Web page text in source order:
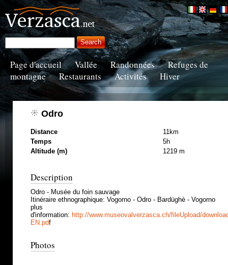
Page d'accueil Vallée Randonnées
Refuges de
montagne
Restaurants Activités Hiver
Odro
Distance
11km
Temps
5h
Altitude (m)
1219 m
Description
Odro - Musée du foin sauvage
Itinéraire ethnographique: Vogorno - Odro - Bardüghè - Vogorno
plus
d'information: http://www.museovalverzasca.ch/fileUpload/
EN.pdf
Photos